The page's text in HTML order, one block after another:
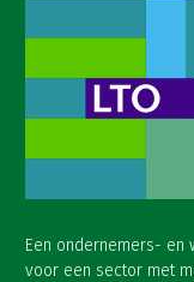
Een ondernemers- en
voor een sector met